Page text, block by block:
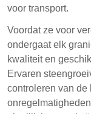
voor transport.
Voordat ze voor
ondergaat elk
kwaliteit en
Ervaren
controleren van de